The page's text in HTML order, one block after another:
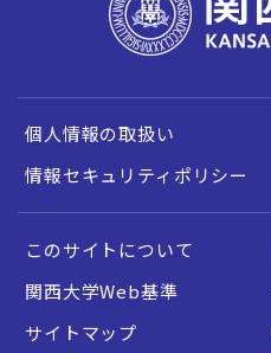
個人情報の取扱い
情報セキュリティポリシー
このサイトについて
関西大学Web基準
サイトマップ